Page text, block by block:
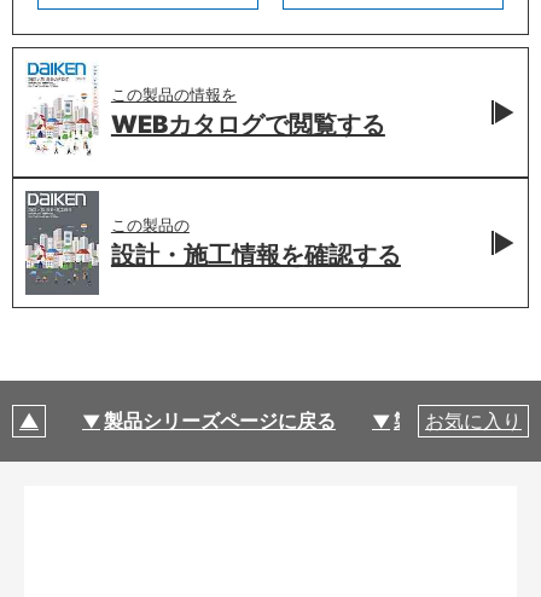
この製品の情報を
WEBカタログで閲覧する
この製品の
設計・施工情報を確認する
製品シリーズページに戻る 製品仕様
お気に入り